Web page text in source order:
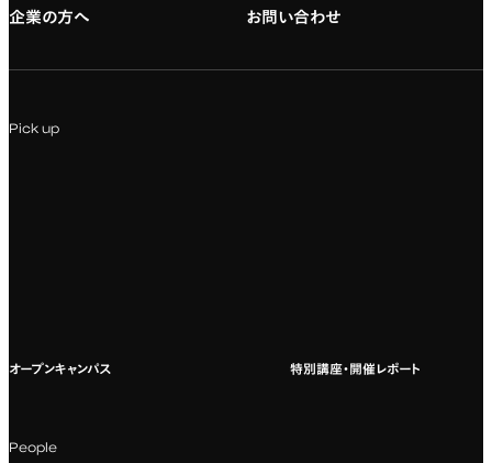
海外への留学
企業の方へ お問い合わせ
Pick up
オープンキャンパス 特別講座・開催レポート
People